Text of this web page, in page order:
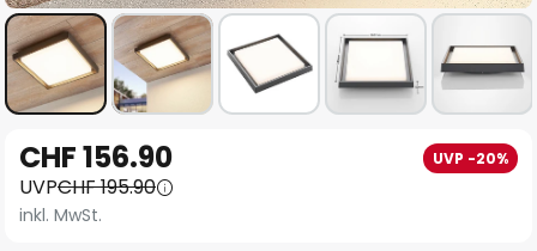
Anfang
der
Bildgalerie
CHF 156.90 UVP -20%
UVPCHF 195.90
inkl. MwSt.